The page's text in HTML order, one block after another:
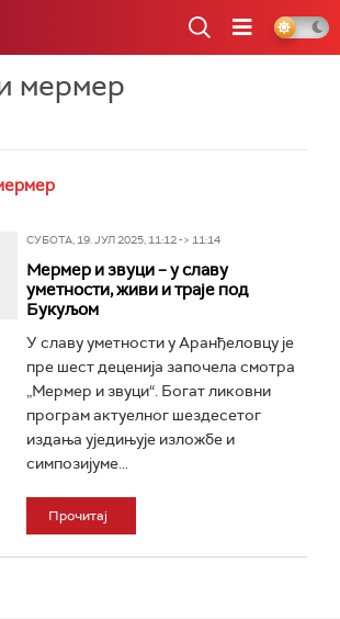
мермер
СУБОТА, 19. ЈУЛ 2025, 11:12 -> 11:14
Мермер и звуци – у славу
уметности, живи и траје под
Букуљом
У славу уметности у Аранђеловцу је
пре шест деценија започела смотра
„Мермер и звуци“. Богат ликовни
програм актуелног шездесетог
издања уједињује изложбе и
симпозијуме...
Прочитај